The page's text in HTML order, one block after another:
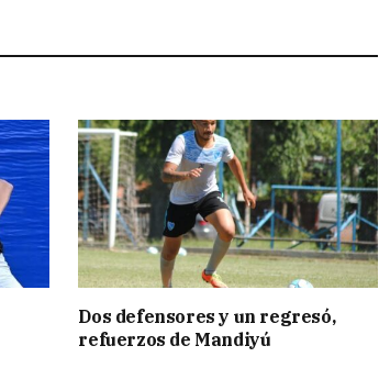
Dos defensores y un regresó,
refuerzos de Mandiyú